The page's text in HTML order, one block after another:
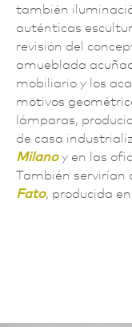
también
auténticas
revisión del
amueblada
mobiliario y los
motivos
lámparas,
de casa
Milanoy en las
También servirían
Fato, producida